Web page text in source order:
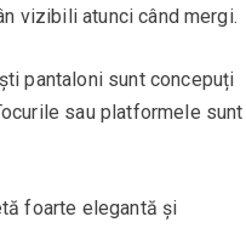
vizibili atunci când mergi.
pantaloni sunt concepuți
sau platformele sunt
foarte elegantă și